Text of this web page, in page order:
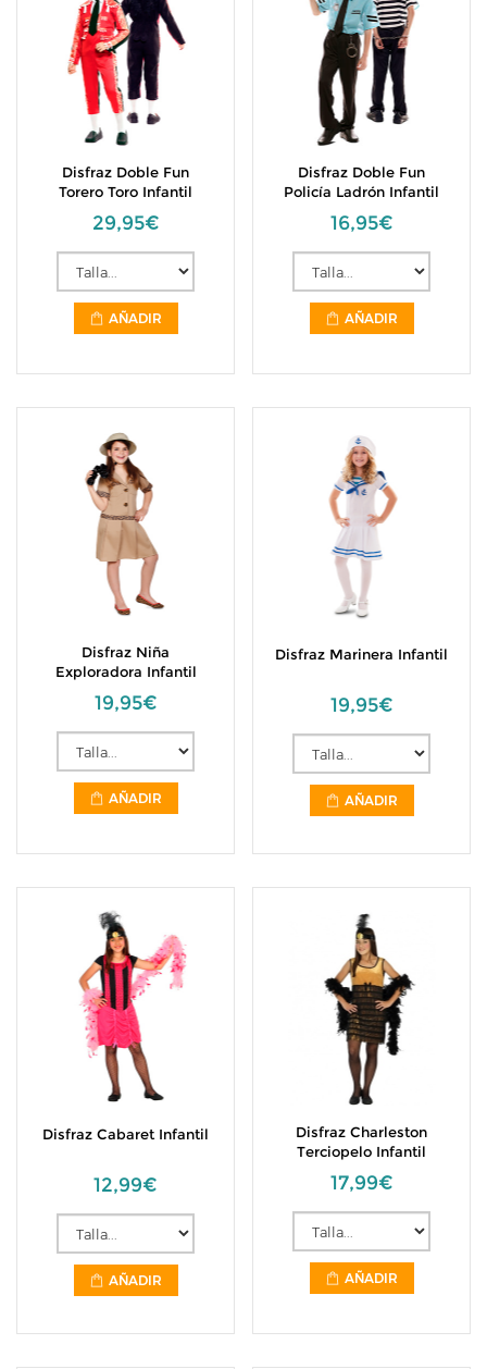
Disfraz Doble Fun
Torero Toro Infantil
29,95€
AÑADIR
Disfraz Doble Fun
Policía Ladrón Infantil
16,95€
AÑADIR
Disfraz Niña
Exploradora Infantil
19,95€
AÑADIR
Disfraz Marinera Infantil
19,95€
AÑADIR
Disfraz Cabaret Infantil
12,99€
AÑADIR
Disfraz Charleston
Terciopelo Infantil
17,99€
AÑADIR